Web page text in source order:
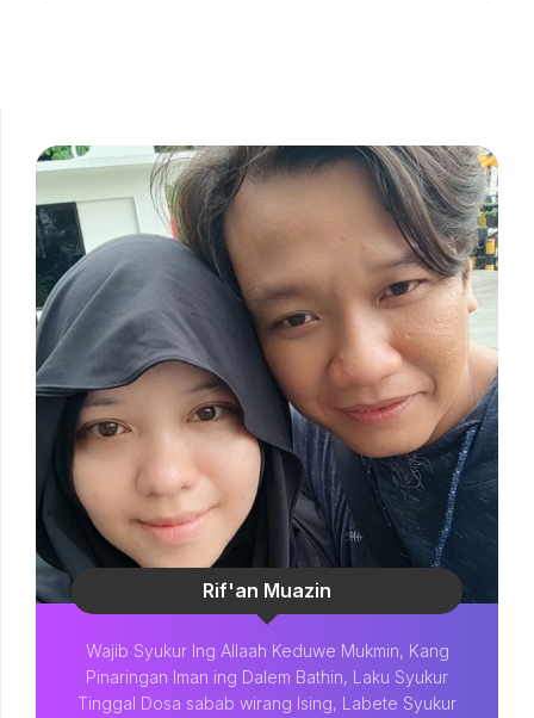
Rif'an Muazin
Wajib Syukur Ing Allaah Keduwe Mukmin, Kang
Pinaringan Iman ing Dalem Bathin, Laku Syukur
Tinggal Dosa sabab wirang Ising, Labete Syukur